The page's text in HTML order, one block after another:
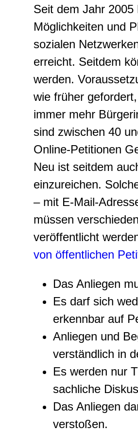
Seit dem Jahr
Möglichkeiten und
sozialen
erreicht. Seitdem
werden.
wie früher
immer mehr
sind zwischen 40
Online-Petitionen
Neu ist seitdem
einzureichen.
– mit E-Mail-
müssen
veröffentlicht
von öffentlichen
Das Anliegen
Es darf sich
erkennbar auf
Anliegen und
verständlich in
Es werden nur
sachliche
Das Anliegen
verstoßen.